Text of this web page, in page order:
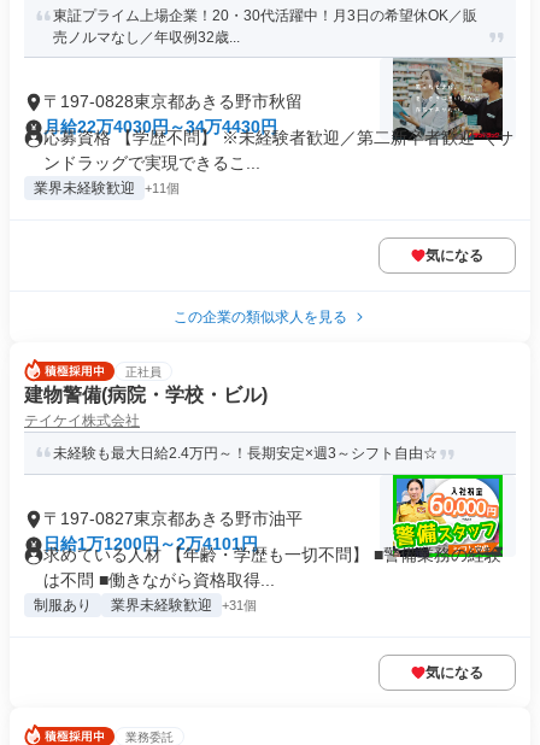
東証プライム上場企業！20・30代活躍中！月3日の希望休OK／販
売ノルマなし／年収例32歳...
〒197-0828東京都あきる野市秋留
月給22万4030円～34万4430円
応募資格 【学歴不問】 ※未経験者歓迎／第二新卒者歓迎 ＼サ
ンドラッグで実現できるこ...
業界未経験歓迎 +11個
気になる
この企業の類似求人を見る
正社員
建物警備(病院・学校・ビル)
テイケイ株式会社
未経験も最大日給2.4万円～！長期安定×週3～シフト自由☆
〒197-0827東京都あきる野市油平
日給1万1200円～2万4101円
求めている人材 【年齢・学歴も一切不問】 ■警備業務の経験
は不問 ■働きながら資格取得...
制服あり 業界未経験歓迎 +31個
気になる
業務委託